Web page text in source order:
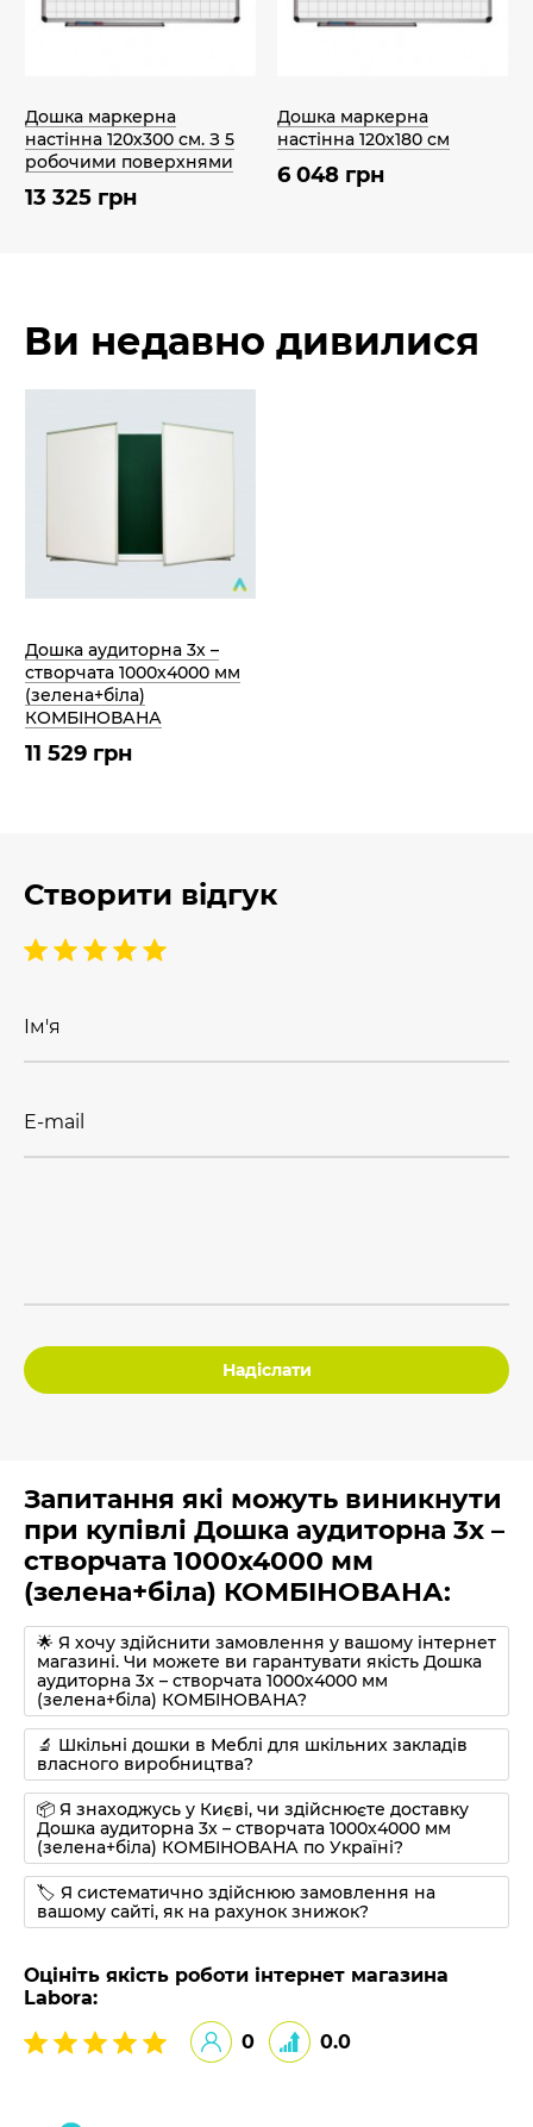
Дошка маркерна
настінна 120х300 см. З 5
робочими поверхнями
13 325 грн
Дошка маркерна
настінна 120х180 см
6 048 грн
Ви недавно дивилися
Дошка аудиторна 3х –
створчата 1000х4000 мм
(зелена+біла)
КОМБІНОВАНА
11 529 грн
Створити відгук
Ім'я
E-mail
Надіслати
Запитання які можуть виникнути
при купівлі Дошка аудиторна 3х –
створчата 1000х4000 мм
(зелена+біла) КОМБІНОВАНА:
🌟 Я хочу здійснити замовлення у вашому інтернет
магазині. Чи можете ви гарантувати якість Дошка
аудиторна 3х – створчата 1000х4000 мм
(зелена+біла) КОМБІНОВАНА?
🔬 Шкільні дошки в Меблі для шкільних закладів
власного виробництва?
📦 Я знаходжусь у Києві, чи здійснюєте доставку
Дошка аудиторна 3х – створчата 1000х4000 мм
(зелена+біла) КОМБІНОВАНА по Україні?
🏷 Я систематично здійснюю замовлення на
вашому сайті, як на рахунок знижок?
Оцініть якість роботи інтернет магазина
Labora:
0
0.0